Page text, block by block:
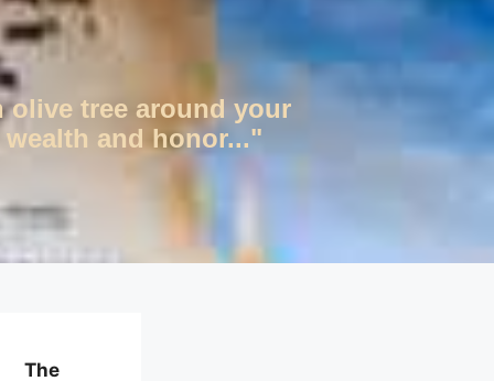
tree around your
and honor..."
The